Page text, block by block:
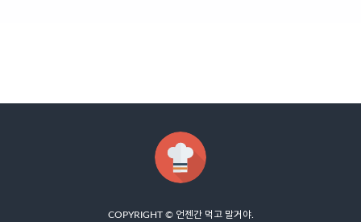
COPYRIGHT © 언젠간 먹고 말거야.